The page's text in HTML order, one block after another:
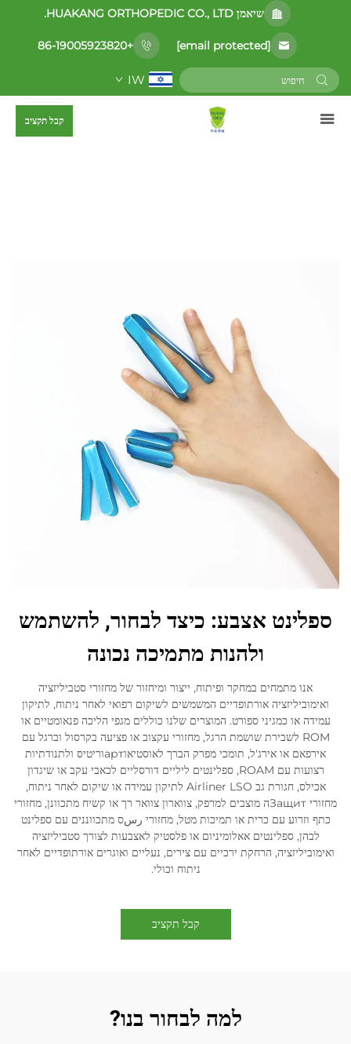
שיאמן HUAKANG ORTHOPEDIC CO., LTD.
[email protected]
+86-19005923820
IW
קבל תקציב
ספלינט אצבע: כיצד לבחור, להשתמש
ולהנות מתמיכה נכונה
אנו מתמחים במחקר ופיתוח, ייצור ומיחזור של מחזורי סטביליזציה
ואימוביליזציה אורתופדיים המשמשים לשיקום רפואי לאחר ניתוח, לתיקון
עמידה או כמגיני ספורט. המוצרים שלנו כוללים מגפי הליכה פנאומטיים או
ROM לשבירת שושמת הרגל, מחזורי עקצוב או פציעה בקרסול וברגל עם
אירפאם או אירג'ל, תומכי מפרק הברך לאוסטיאוартוריטיס ולתנודתיות
רצועות עם ROAM, ספלינטים ליליים דורסליים לכאבי עקב או שיגדון
אכילס, חגורת גב Airliner LSO לתיקון עמידה או שיקום לאחר ניתוח,
מחזורי Защитה מוצבים למרפק, צווארון צוואר רך או קשיח מתכוונן, מחזורי
כתף וזרוע עם כרית או תמיכות מטל, מחזורי رسס מתכווננים עם ספלינט
לבהן, ספלינטים אאלומיניום או פלסטיק לאצבעות לצורך סטביליזציה
ואימוביליזציה, הרחקת ירכיים עם צירים, נעליים ואוגרים אורתופדיים לאחר
ניתוח וכולי.
קבל תקציב
למה לבחור בנו?